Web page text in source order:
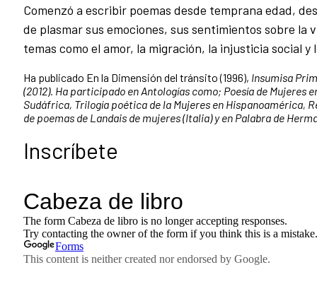
Comenzó a escribir poemas desde temprana edad,
de plasmar sus emociones, sus sentimientos sobre la
temas como el amor, la migración, la injusticia social
Ha publicado En la Dimensión del tránsito (1996), Insumisa
(2012). Ha participado en Antologías como; Poesía de Mujeres
Sudáfrica, Trilogía poética de la Mujeres en Hispanoamérica,
de poemas de Landais de mujeres (Italia) y en Palabra de
Inscríbete